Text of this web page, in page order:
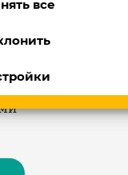
все
рискует
в этом
Meydan TV